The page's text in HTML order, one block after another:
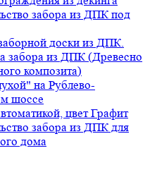
забора из ДПК под
доски из ДПК.
забора из ДПК (Древесно
композита)
на Рублево-
шоссе
цвет Графит
забора из ДПК для
дома